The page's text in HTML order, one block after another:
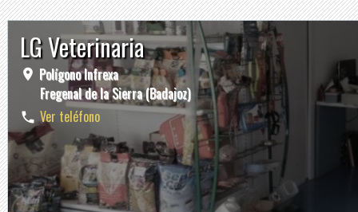
LG Veterinaria
Polígono Infrexa
Fregenal de la Sierra (Badajoz)
Ver teléfono